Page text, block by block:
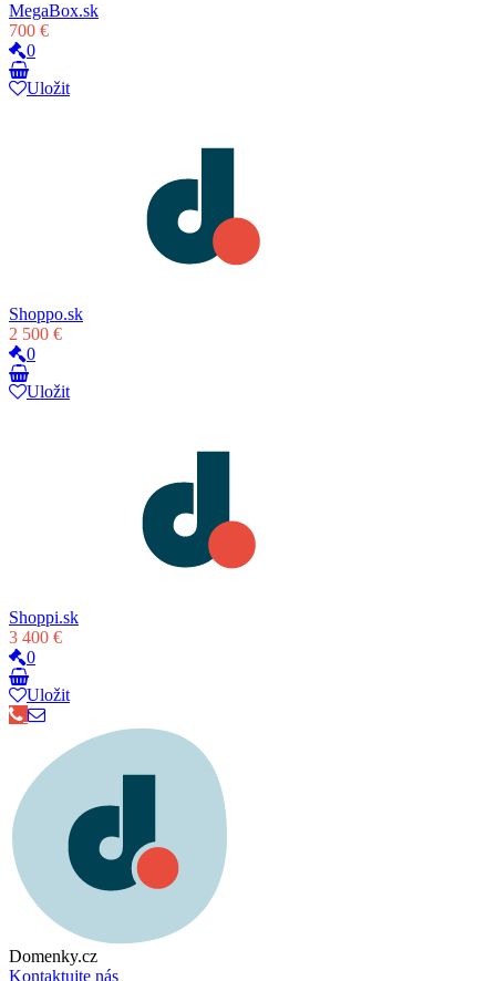
MegaBox.sk
700 €
0
Uložit
Shoppo.sk
2 500 €
0
Uložit
Shoppi.sk
3 400 €
0
Uložit
Domenky.cz
Kontaktujte nás